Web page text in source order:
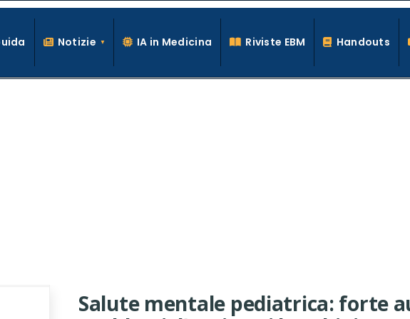
La conoscenza clinica per la pratica medica quotidiana
Notizie IA in Medicina Riviste EBM Handouts
Salute mentale pediatrica: forte